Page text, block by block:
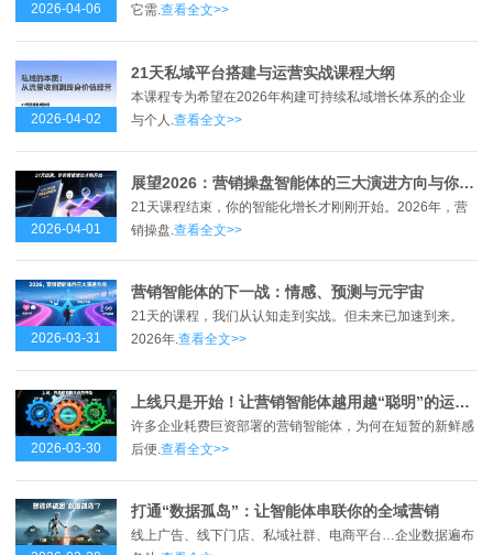
2026-04-06
它需.查看全文>>
2026-04-02
21天私域平台搭建与运营实战课程大纲
本课程专为希望在2026年构建可持续私域增长体系的企业
与个人.查看全文>>
2026-04-01
展望2026：营销操盘智能体的三大演进方向与你的行动清单
21天课程结束，你的智能化增长才刚刚开始。2026年，营
销操盘. 查看全文>>
2026-03-31
营销智能体的下一战：情感、预测与元宇宙
21天的课程，我们从认知走到实战。但未来已加速到来。
2026年.查看全文>>
2026-03-30
上线只是开始！让营销智能体越用越“聪明”的运营心法
许多企业耗费巨资部署的营销智能体，为何在短暂的新鲜感
后便. 查看全文>>
打通“数据孤岛”：让智能体串联你的全域营销
线上广告、线下门店、私域社群、电商平台…企业数据遍布